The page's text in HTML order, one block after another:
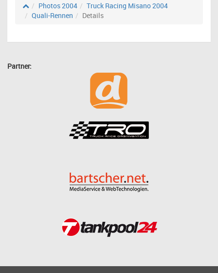
Photos 2004
Truck Racing Misano 2004
Quali-Rennen
Details
Partner: